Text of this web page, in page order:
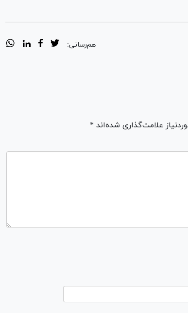
هم‌رسانی:
علامت‌گذاری شده‌اند *